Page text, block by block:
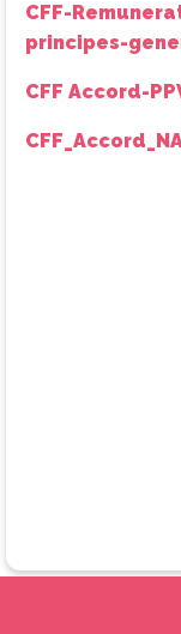
CFF-
principes-
CFF Accord-